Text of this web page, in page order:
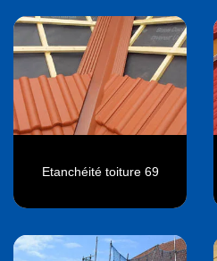
Etanchéité toiture 69